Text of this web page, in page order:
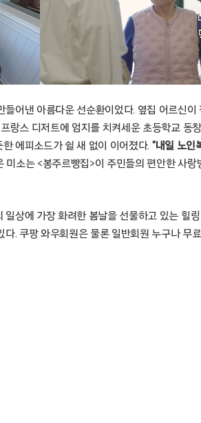
어낸 아름다운 선순환이었다. 옆집 어르신이
랑스 디저트에 엄지를 치켜세운 초등학교 동
에피소드가 쉴 새 없이 이어졌다. “내일 노인
미소는 <봉주르빵집>이 주민들의 편안한 사랑
상에 가장 화려한 봄날을 선물하고 있는 힐
. 쿠팡 와우회원은 물론 일반회원 누구나 무